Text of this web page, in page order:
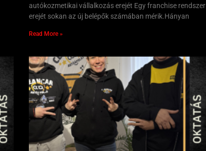
autókozmetikai vállalkozás erejét Egy franchise rendszer
erejét sokan az új belépők számában mérik.Hányan
Read More »